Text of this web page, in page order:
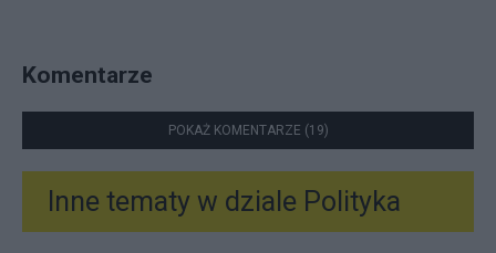
Komentarze
POKAŻ KOMENTARZE (19)
Inne tematy w dziale Polityka